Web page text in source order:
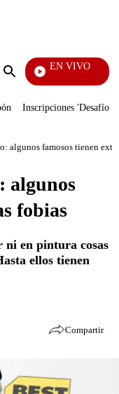
Enviar
EN VIVO
La Finca De Hoy
Inscripciones 'Desafío'
algunos famosos tienen
algunos
fobias
ni en pintura cosas
ellos tienen
Compartir